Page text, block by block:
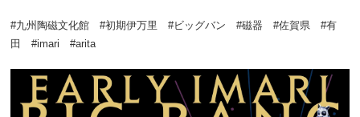
#九州陶磁文化館 #初期伊万里 #ビッグバン #磁器 #佐賀県 #有
田 #imari #arita